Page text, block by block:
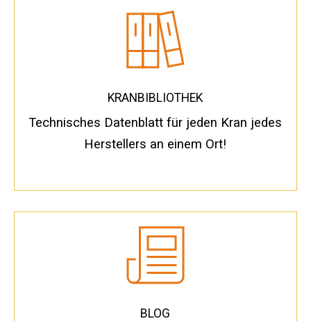
Tabelle zur Dimensionierung von Kranmatten
Häufig gestellte Fragen
Über
KRANBIBLIOTHEK
Technisches Datenblatt für jeden Kran jedes
Herstellers an einem Ort!
BLOG